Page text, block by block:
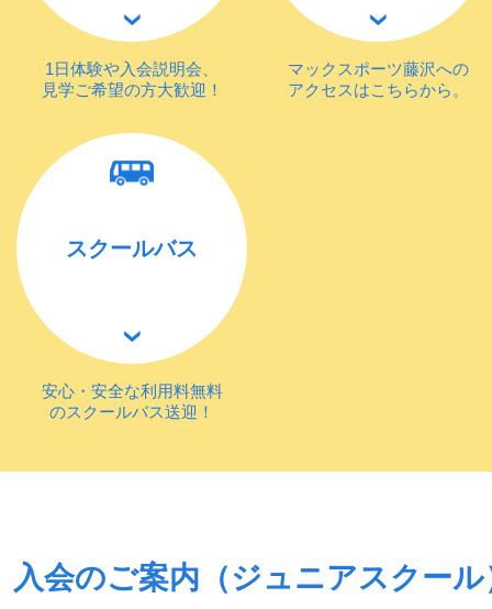
1日体験や入会説明会、
見学ご希望の方大歓迎！
マックスポーツ藤沢への
アクセスはこちらから。
スクールバス
安心・安全な利用料無料
のスクールバス送迎！
入会のご案内（ジュニアスクール